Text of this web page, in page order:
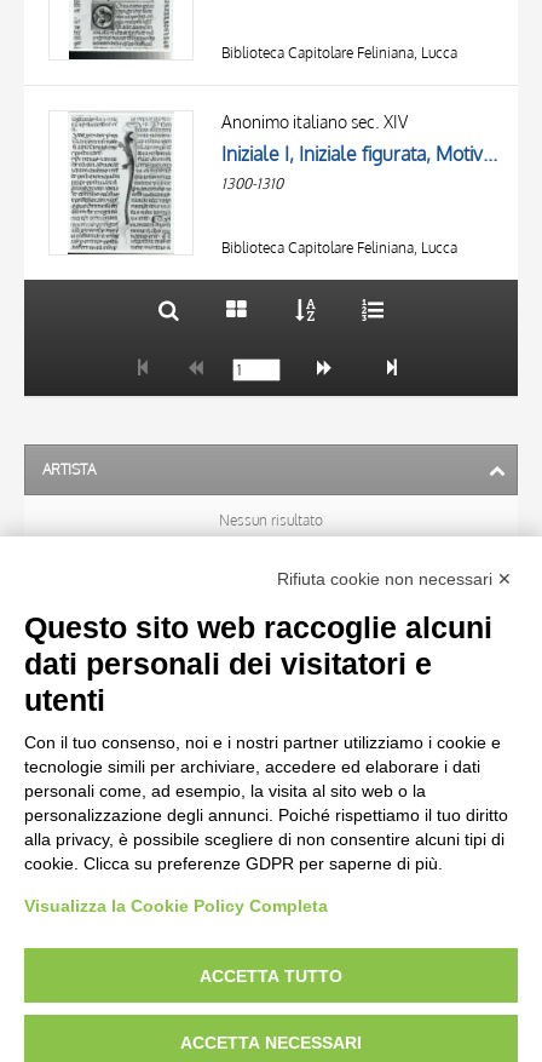
Biblioteca Capitolare Feliniana, Lucca
Anonimo italiano sec. XIV
Iniziale I, Iniziale figurata, Motivo decorativo zoomorfo
1300-1310
Biblioteca Capitolare Feliniana, Lucca
TITOLO
AUTORE
OGGETTO
20 RISULTATI
ARTISTA
Nessun risultato
OGGETTO
LOCALIZZAZIONE
CRONOLOGIA
diritto d’autore, legge 22 aprile 1941 n. 633. I diritti degli autori, degli artisti e
dei fotografi che hanno realizzato le opere e le immagini, degli enti e delle
istituzioni che ne sono proprietari, sono riservati. Si vieta quindi la
Rifiuta cookie non necessari ✕
Questo sito web raccoglie alcuni
dati personali dei visitatori e
utenti
Con il tuo consenso, noi e i nostri partner utilizziamo i cookie e
tecnologie simili per archiviare, accedere ed elaborare i dati
personali come, ad esempio, la visita al sito web o la
personalizzazione degli annunci. Poiché rispettiamo il tuo diritto
alla privacy, è possibile scegliere di non consentire alcuni tipi di
cookie. Clicca su preferenze GDPR per saperne di più.
Visualizza la Cookie Policy Completa
ACCETTA TUTTO
ACCETTA NECESSARI